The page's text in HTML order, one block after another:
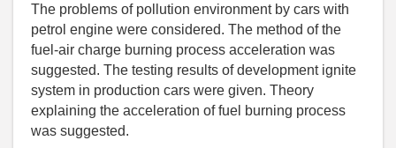
The problems of pollution environment by cars with
petrol engine were considered. The method of the
fuel-air charge burning process acceleration was
suggested. The testing results of development ignite
system in production cars were given. Theory
explaining the acceleration of fuel burning process
was suggested.